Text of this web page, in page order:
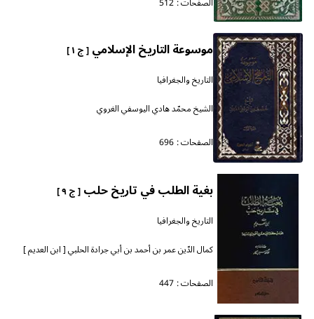
موسوعة التاريخ الإسلامي[ ج ١ ]
التاريخ والجغرافيا
الشيخ محمّد هادي اليوسفي الغروي
الصفحات : 696
بغية الطلب في تاريخ حلب[ ج ٩ ]
التاريخ والجغرافيا
كمال الدّين عمر بن أحمد بن أبي جرادة الحلبي [ ابن العديم ]
الصفحات : 447